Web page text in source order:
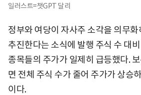
일러스트=챗GPT 달리
정부와 여당이 자사주 소각을 의무
추진한다는 소식에 발행 주식 수 대
종목들의 주가가 일제히 급등했다.
면 전체 주식 수가 줄어 주가가 상승
이다.